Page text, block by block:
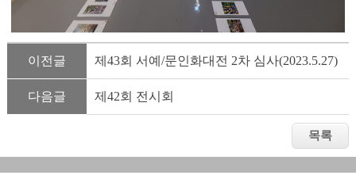
이전글 제43회 서예/문인화대전 2차 심사(2023.5.27)
다음글 제42회 전시회